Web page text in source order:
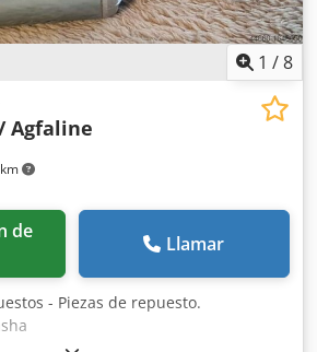
1 /8
Agfaline
Llamar
- Piezas de repuesto.